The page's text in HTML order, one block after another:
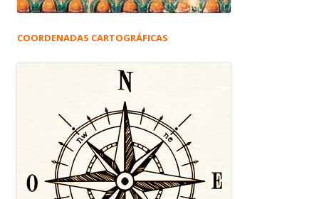
COORDENADAS CARTOGRÁFICAS